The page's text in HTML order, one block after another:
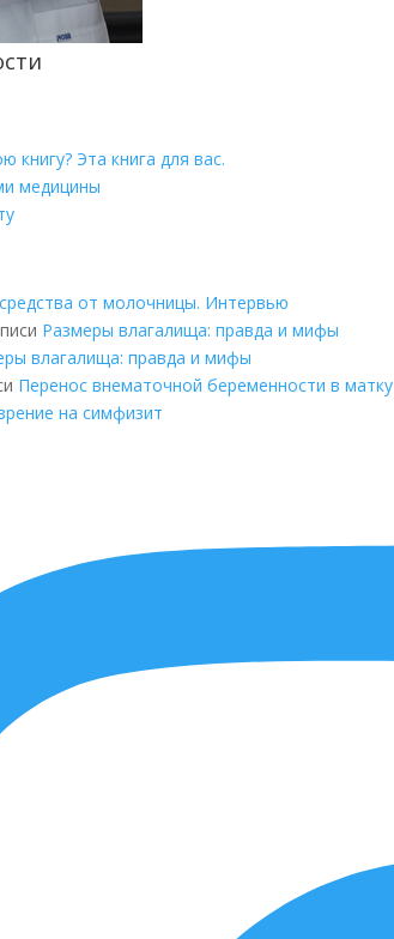
книгу? Эта книга для вас.
медицины
от молочницы. Интервью
Размеры влагалища: правда и мифы
влагалища: правда и мифы
Перенос внематочной беременности в матку
на симфизит